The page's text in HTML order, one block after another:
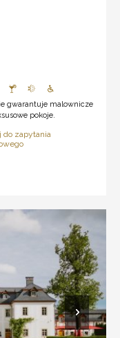
gwarantuje malownicze
pokoje.